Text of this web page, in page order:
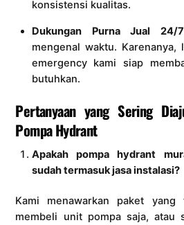
konsistensi kualitas.
Dukungan Purna Jual 24/
mengenal waktu. Karenanya,
emergency kami siap
butuhkan.
Pertanyaan yang Sering
Pompa Hydrant
Apakah pompa hydrant
sudah termasuk jasa instalasi?
Kami menawarkan paket yang
membeli unit pompa saja, atau